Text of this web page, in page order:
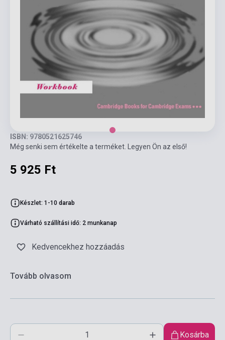
ISBN: 9780521625746
Még senki sem értékelte a terméket. Legyen Ön az első!
5 925 Ft
Készlet: 1-10 darab
Várható szállítási idő: 2 munkanap
Kedvencekhez hozzáadás
Tovább olvasom
Kosárba